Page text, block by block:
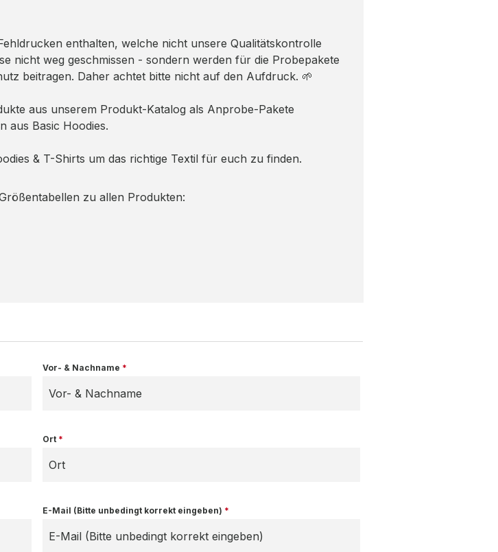
enthalten, welche nicht unsere Qualitätskontrolle
nicht weg geschmissen - sondern werden für die Probepakete
beitragen. Daher achtet bitte nicht auf den Aufdruck. 🌱
aus unserem Produkt-Katalog als Anprobe-Pakete
aus Basic Hoodies.
& T-Shirts um das richtige Textil für euch zu finden.
zu allen Produkten:
Vor- & Nachname *
Ort *
E-Mail (Bitte unbedingt korrekt eingeben) *